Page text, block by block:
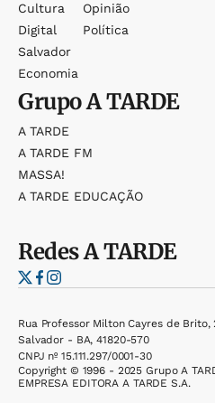
Cultura
Digital
Salvador
Economia
Opinião
Política
GrupoA TARDE
A TARDE
A TARDE FM
MASSA!
A TARDE EDUCAÇÃO
RedesA TARDE
Rua Professor Milton Cayres de
Salvador - BA, 41820-570
CNPJ nº 15.111.297/0001-30
Copyright © 1996 - 2025 Grupo A
EMPRESA EDITORA A TARDE S.A.